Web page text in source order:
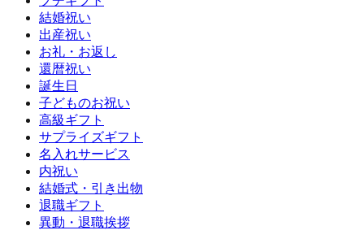
結婚祝い
出産祝い
お礼・お返し
還暦祝い
誕生日
子どものお祝い
高級ギフト
サプライズギフト
名入れサービス
内祝い
結婚式・引き出物
退職ギフト
異動・退職挨拶